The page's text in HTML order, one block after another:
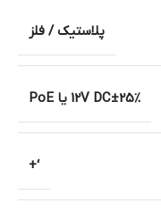
پلاستیک / فلز
12V DC±25% یا PoE
‘+